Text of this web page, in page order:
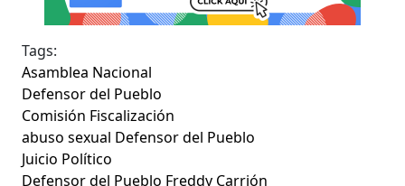
Tags:
Asamblea Nacional
Defensor del Pueblo
Comisión Fiscalización
abuso sexual Defensor del Pueblo
Juicio Político
Defensor del Pueblo Freddy Carrión